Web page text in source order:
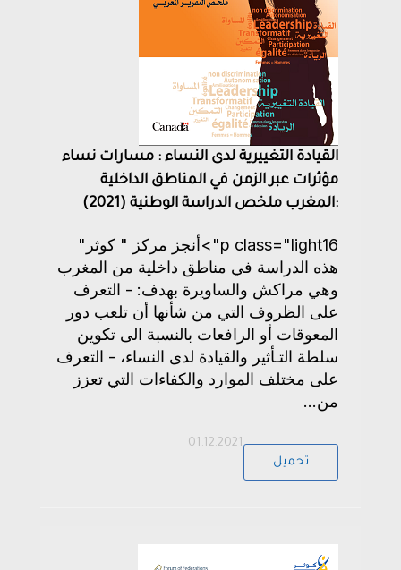
القيادة التغييرية لدى النساء : مسارات نساء
مؤثرات عبر الزمن في المناطق الداخلية
:المغرب ملخص الدراسة الوطنية (2021)
p class="light16">أنجز مركز " كوثر"
هذه الدراسة في مناطق داخلية من المغرب
وهي مراكش والساويرة بهدف: - التعرف
على الظروف التي من شأنها أن تلعب دور
المعوقات أو الرافعات بالنسبة الى تكوين
سلطة التـأثير والقيادة لدى النساء، - التعرف
على مختلف الموارد والكفاءات التي تعزز
من...
01.12.2021
تحميل